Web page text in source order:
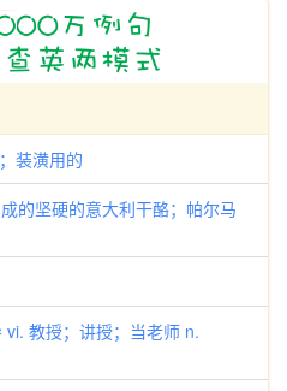
装潢用的
坚硬的意大利干酪；帕尔马
教授；讲授；当老师 n.